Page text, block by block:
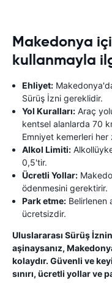
Makedonya
kullanmayla
Ehliyet:
Sürüş İzni gereklidir.
Yol Kuralları: Araç
kentsel alanlarda 70
Emniyet kemerleri her
Alkol Limiti:
0,5'tir.
Ücretli Yollar:
ödenmesini gerektirir.
Park etme: Belirlenen
ücretsizdir.
Uluslararası Sürüş
aşinaysanız,
kolaydır. Güvenli ve
sınırı, ücretli yollar ve